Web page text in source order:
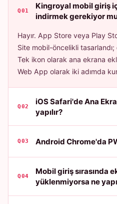
Q01
Kingroyal mobil giriş
indirmek gerekiyor
Hayır. App Store veya Play
Site mobil-öncelikli tasarlandı;
Tek ikon olarak ana ekrana
Web App olarak iki adımda
Q02
iOS Safari'de Ana
yapılır?
Q03 Android Chrome'da
Q04
Mobil giriş sırasında
yüklenmiyorsa ne